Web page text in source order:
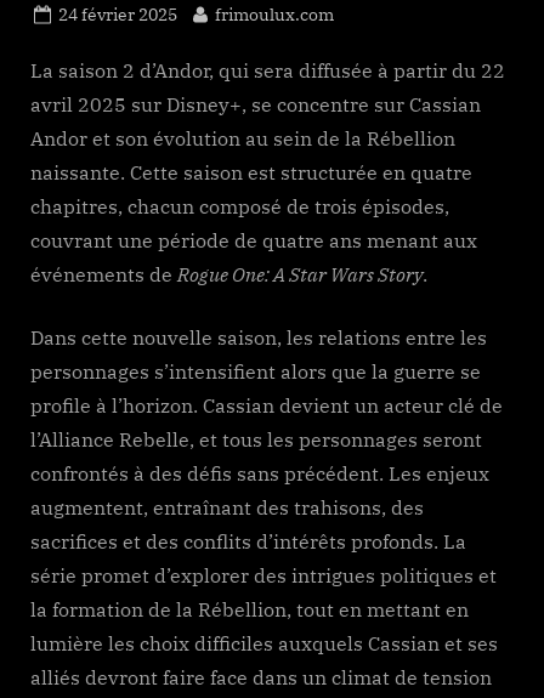
Posted
24 février 2025 By
frimoulux.com
La saison 2 d’Andor, qui sera diffusée à partir du 22
avril 2025 sur Disney+, se concentre sur Cassian
Andor et son évolution au sein de la Rébellion
naissante. Cette saison est structurée en quatre
chapitres, chacun composé de trois épisodes,
couvrant une période de quatre ans menant aux
événements deRogue One: A Star Wars Story.
Dans cette nouvelle saison, les relations entre les
personnages s’intensifient alors que la guerre se
profile à l’horizon. Cassian devient un acteur clé de
l’Alliance Rebelle, et tous les personnages seront
confrontés à des défis sans précédent. Les enjeux
augmentent, entraînant des trahisons, des
sacrifices et des conflits d’intérêts profonds. La
série promet d’explorer des intrigues politiques et
la formation de la Rébellion, tout en mettant en
lumière les choix difficiles auxquels Cassian et ses
alliés devront faire face dans un climat de tension